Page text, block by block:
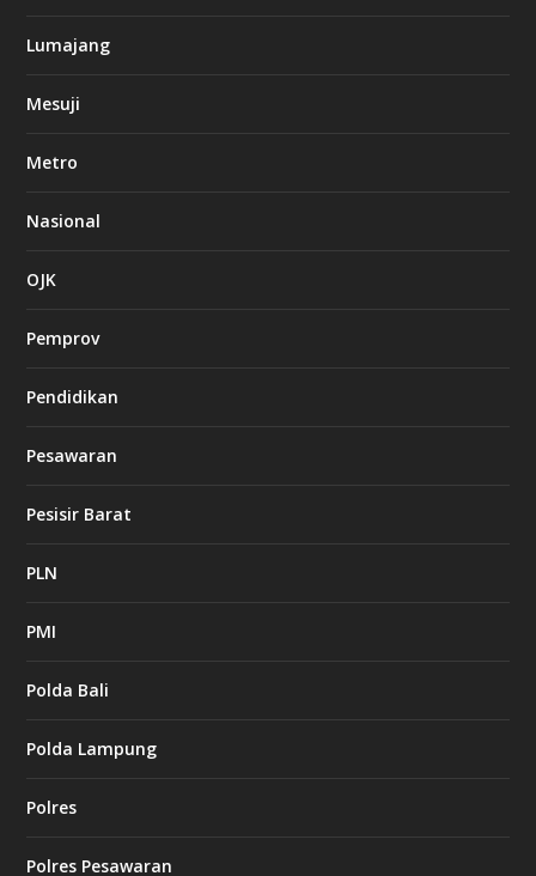
Lumajang
Mesuji
Metro
Nasional
OJK
Pemprov
Pendidikan
Pesawaran
Pesisir Barat
PLN
PMI
Polda Bali
Polda Lampung
Polres
Polres Pesawaran